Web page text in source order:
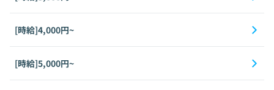
[時給]4,000円~
[時給]5,000円~